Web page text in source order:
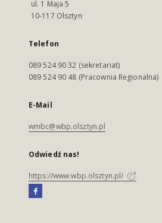
ul. 1 Maja 5
10-117 Olsztyn
Telefon
089 524 90 32 (sekretariat)
089 524 90 48 (Pracownia Regionalna)
E-Mail
wmbc@wbp.olsztyn.pl
Odwiedź nas!
https://www.wbp.olsztyn.pl/